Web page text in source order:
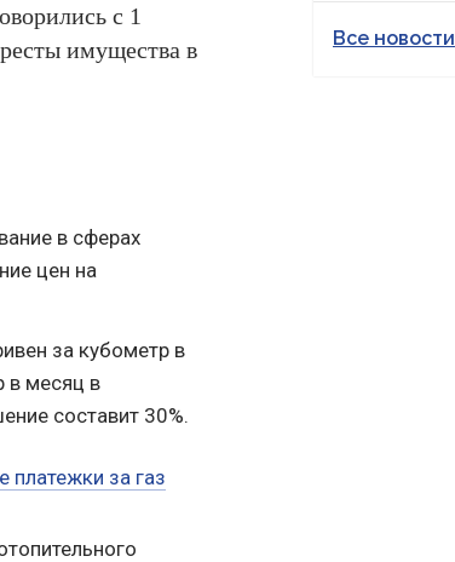
с 1
имущества в
в сферах
цен на
за кубометр в
в месяц в
составит 30%.
платежки за газ
Все новости